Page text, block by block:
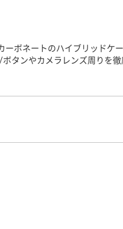
ボネートのハイブリッドケ
タンやカメラレンズ周りを